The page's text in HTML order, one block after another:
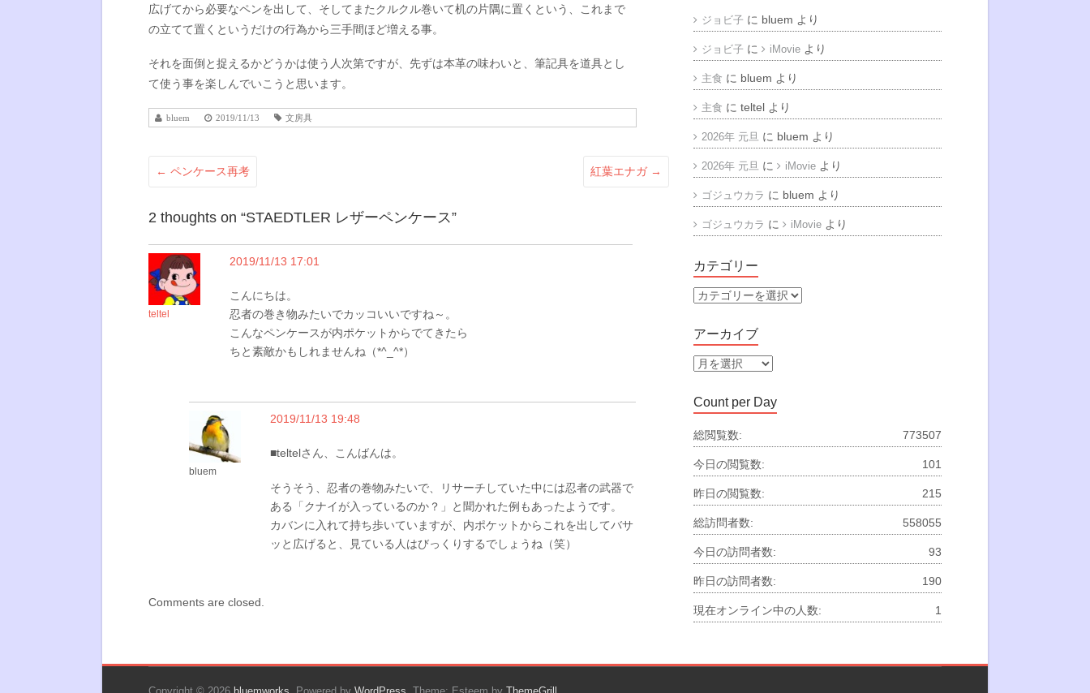
広げてから必要なペンを出して、そしてまたクルクル巻いて机の片隅に置くという、これまで
の立てて置くというだけの行為から三手間ほど増える事。
それを面倒と捉えるかどうかは使う人次第ですが、先ずは本革の味わいと、筆記具を道具とし
て使う事を楽しんでいこうと思います。
bluem 2019/11/13 文房具
← ペンケース再考 紅葉エナガ →
2 thoughts on “STAEDTLER レザーペンケース”
teltel
2019/11/13 17:01
こんにちは。
忍者の巻き物みたいでカッコいいですね～。
こんなペンケースが内ポケットからでてきたら
ちと素敵かもしれませんね（*^_^*）
bluem
2019/11/13 19:48
■teltelさん、こんばんは。
そうそう、忍者の巻物みたいで、リサーチしていた中には忍者の武器で
ある「クナイが入っているのか？」と聞かれた例もあったようです。
カバンに入れて持ち歩いていますが、内ポケットからこれを出してバサ
ッと広げると、見ている人はびっくりするでしょうね（笑）
Comments are closed.
ジョビ子 に bluem より
ジョビ子 に iMovie より
主食 に bluem より
主食 にteltel より
2026年 元旦 に bluem より
2026年 元旦 に iMovie より
ゴジュウカラ に bluem より
ゴジュウカラ に iMovie より
カテゴリー
カ
ゴ
リ
ー
アーカイブ
ア
カ
イ
ブ
Count per Day
773507
総閲覧数:
101
今日の閲覧数:
215
昨日の閲覧数:
558055
総訪問者数:
93
今日の訪問者数:
190
昨日の訪問者数:
1
現在オンライン中の人数: